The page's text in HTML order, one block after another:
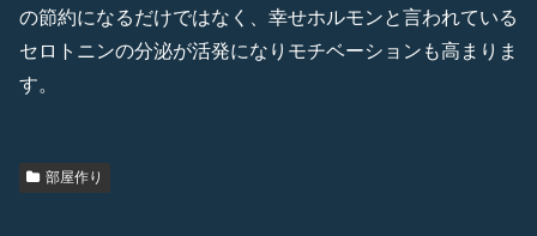
の節約になるだけではなく、幸せホルモンと言われている
セロトニンの分泌が活発になりモチベーションも高まりま
す。
部屋作り